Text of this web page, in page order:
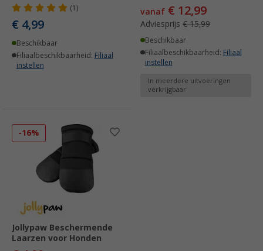
(1)
€ 4,99
Beschikbaar
Filiaalbeschikbaarheid: Filiaal
instellen
vanaf € 12,99
Adviesprijs € 15,99
Beschikbaar
Filiaalbeschikbaarheid: Filiaal
instellen
In meerdere uitvoeringen
verkrijgbaar
-16%
Jollypaw Beschermende
Laarzen voor Honden